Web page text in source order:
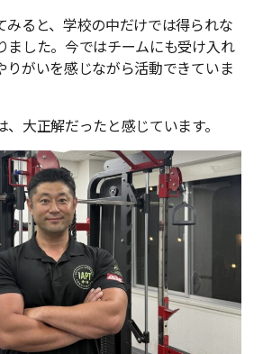
みると、学校の中だけでは得られな
ました。今ではチームにも受け入れ
りがいを感じながら活動できていま
大正解だったと感じています。